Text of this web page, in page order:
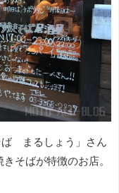
まるしょう」さん
そばが特徴のお店。